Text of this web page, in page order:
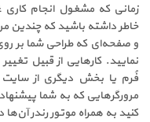
زمانی که مشغول انجام
خاطر داشته باشید که چندین
و صفحه‌ای که طراحی شما بر
نمایید. کارهایی از قبیل
فُرم یا بخش دیگری از سایت
مرورگرهایی که به شما
کنید به همراه موتور رندر